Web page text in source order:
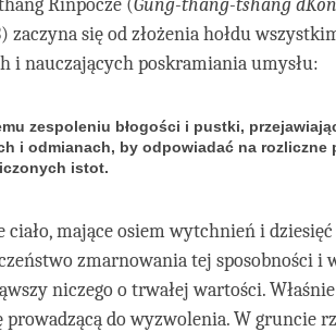
Rinpocze (Gung-thang-tshang
zaczyna się od złożenia hołdu
i nauczających poskramiania umysłu:
zespoleniu błogości i pustki,
i odmianach, by odpowiadać na rozliczne
istot.
ciało, mające osiem wytchnień i
zmarnowania tej sposobności i
niczego o trwałej wartości.
prowadzącą do wyzwolenia. W gruncie